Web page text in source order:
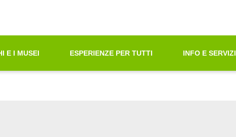
sul sito web
E I MUSEI ESPERIENZE PER TUTTI INFO E SERVIZI